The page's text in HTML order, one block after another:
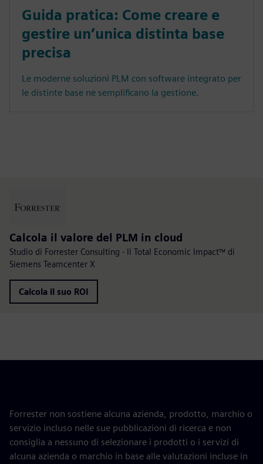
Guida pratica: Come creare e
gestire un’unica distinta base
precisa
Le moderne soluzioni PLM con software integrato per
le distinte base ne semplificano la gestione.
Calcola il valore del PLM in cloud
Studio di Forrester Consulting - Il Total Economic Impact™ di
Siemens Teamcenter X
Calcola il suo ROI
Forrester non sostiene alcuna azienda, prodotto, marchio o
servizio incluso nelle sue pubblicazioni di ricerca e non
consiglia a nessuno di selezionare i prodotti o i servizi di
alcuna azienda o marchio in base alle valutazioni incluse in